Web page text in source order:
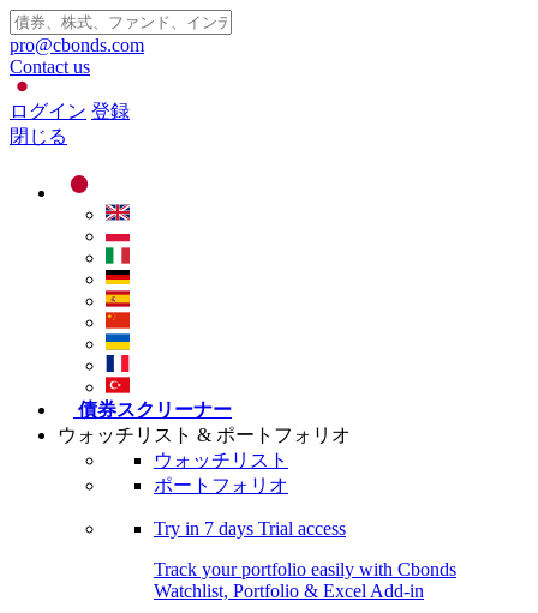
pro@cbonds.com
Contact us
ログイン 登録
閉じる
債券スクリーナー
ウォッチリスト & ポートフォリオ
ウォッチリスト
ポートフォリオ
Try in 7 days Trial access
Track your portfolio easily with Cbonds
Watchlist, Portfolio & Excel Add-in